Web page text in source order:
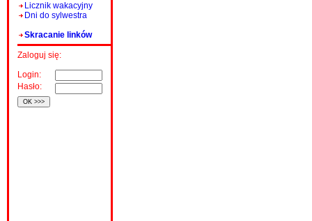
Licznik wakacyjny
Dni do sylwestra
Skracanie linków
Zaloguj się:
Login:
Hasło: